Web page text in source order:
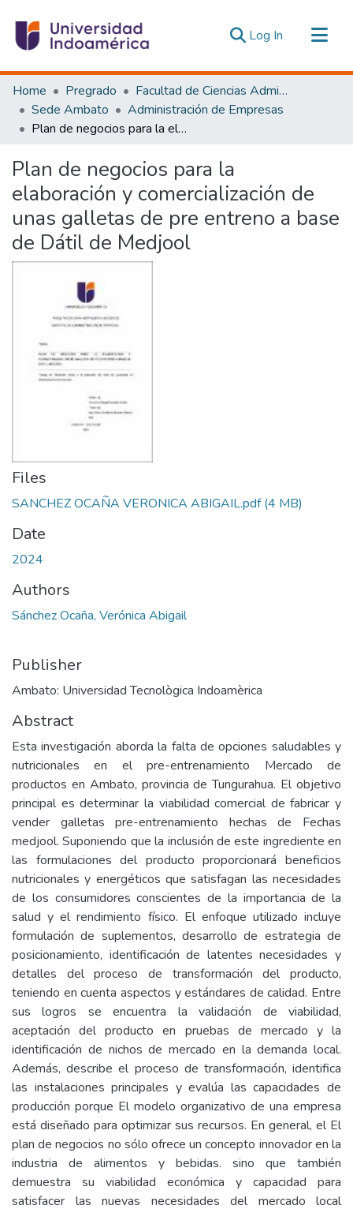
Log In (current)
Communities & Collections
All of DSpace
Statistics
Home Pregrado
Facultad de Ciencias Administrativas y Económicas
Sede Ambato
Administración de Empresas
Plan de negocios para la elaboración y comercialización de unas galletas de pre entreno a base de Dátil de Medjool
Plan de negocios para la
elaboración y comercialización de
unas galletas de pre entreno a base
de Dátil de Medjool
Files
SANCHEZ OCAÑA VERONICA ABIGAIL.pdf(4 MB)
Date
2024
Authors
Sánchez Ocaña, Verónica Abigail
Publisher
Ambato: Universidad Tecnològica Indoamèrica
Abstract
Esta investigación aborda la falta de opciones saludables y
nutricionales en el pre-entrenamiento Mercado de
productos en Ambato, provincia de Tungurahua. El objetivo
principal es determinar la viabilidad comercial de fabricar y
vender galletas pre-entrenamiento hechas de Fechas
medjool. Suponiendo que la inclusión de este ingrediente en
las formulaciones del producto proporcionará beneficios
nutricionales y energéticos que satisfagan las necesidades
de los consumidores conscientes de la importancia de la
salud y el rendimiento físico. El enfoque utilizado incluye
formulación de suplementos, desarrollo de estrategia de
posicionamiento, identificación de latentes necesidades y
detalles del proceso de transformación del producto,
teniendo en cuenta aspectos y estándares de calidad. Entre
sus logros se encuentra la validación de viabilidad,
aceptación del producto en pruebas de mercado y la
identificación de nichos de mercado en la demanda local.
Además, describe el proceso de transformación, identifica
las instalaciones principales y evalúa las capacidades de
producción porque El modelo organizativo de una empresa
está diseñado para optimizar sus recursos. En general, el El
plan de negocios no sólo ofrece un concepto innovador en la
industria de alimentos y bebidas. sino que también
demuestra su viabilidad económica y capacidad para
satisfacer las nuevas necesidades del mercado local